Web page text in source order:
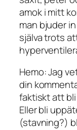
amok i mitt
man bjuder
själva trots
Hemo: Jag
din
faktiskt att
Eller bli
(stavning?)